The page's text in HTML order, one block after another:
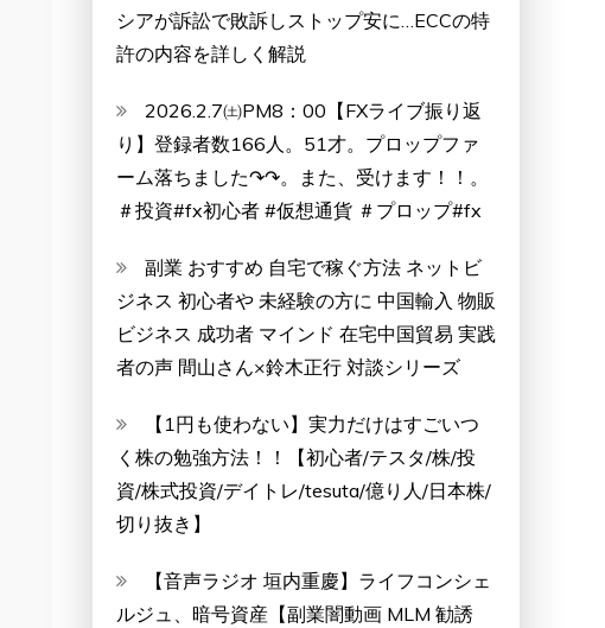
シアが訴訟で敗訴しストップ安に…ECCの特
許の内容を詳しく解説
2026.2.7㈯PM8：00【FXライブ振り返
り】登録者数166人。51才。プロップファ
ーム落ちました↷↷。また、受けます！！。
＃投資#fx初心者 #仮想通貨 ＃プロップ#fx
副業 おすすめ 自宅で稼ぐ方法 ネットビ
ジネス 初心者や 未経験の方に 中国輸入 物販
ビジネス 成功者 マインド 在宅中国貿易 実践
者の声 間山さん×鈴木正行 対談シリーズ
【1円も使わない】実力だけはすごいつ
く株の勉強方法！！【初心者/テスタ/株/投
資/株式投資/デイトレ/tesuta/億り人/日本株/
切り抜き】
【音声ラジオ 垣内重慶】ライフコンシェ
ルジュ、暗号資産【副業闇動画 MLM 勧誘